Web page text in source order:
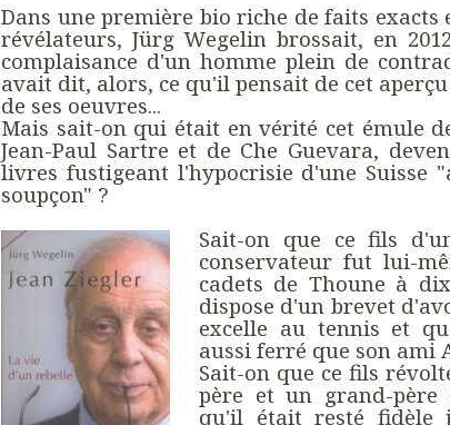
Dans une première bio riche de faits exacts
révélateurs, Jürg Wegelin brossait, en
complaisance d'un homme plein de
avait dit, alors, ce qu'il pensait de cet
de ses oeuvres...
Mais sait-on qui était en vérité cet émule
Jean-Paul Sartre et de Che Guevara,
livres fustigeant l'hypocrisie d'une Suisse
soupçon" ?
Sait-on que ce fils
conservateur fut lui-
cadets de Thoune à
dispose d'un brevet
excelle au tennis et
aussi ferré que son ami
Sait-on que ce fils
père et un grand-père
qu'il était resté fidèle